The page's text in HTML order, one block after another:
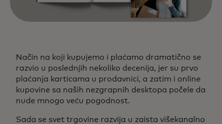
Način na koji kupujemo i plaćamo dramatično se
razvio u poslednjih nekoliko decenija, jer su prvo
plaćanja karticama u prodavnici, a zatim i online
kupovine sa naših nezgrapnih desktopa počele da
nude mnogo veću pogodnost.
Sada se svet trgovine razvija u zaista višekanalno